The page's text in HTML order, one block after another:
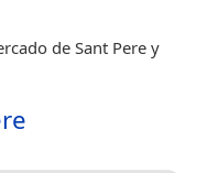
de Sant Pere y